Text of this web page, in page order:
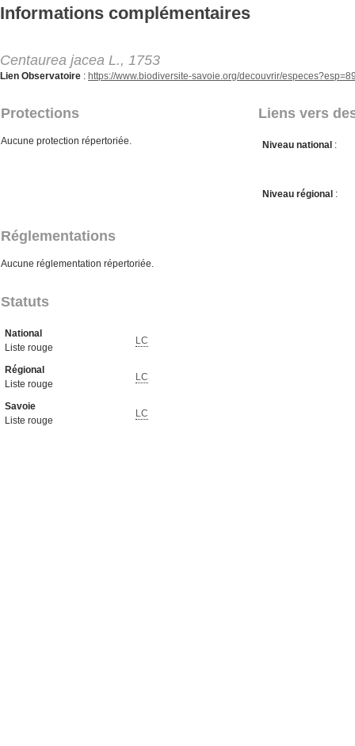
Aller au contenu principal
Informations complémentaires
Centaurea jacea L., 1753
Lien Observatoire : https://www.biodiversite-savoie.org/decouvrir/
Protections Liens vers
Aucune protection répertoriée. Niveau national :
Niveau régional :
Réglementations
Aucune réglementation répertoriée.
Statuts
National
Liste rouge
LC
Régional
Liste rouge
LC
Savoie
Liste rouge
LC